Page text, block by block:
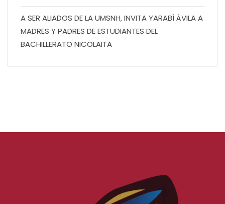
A SER ALIADOS DE LA UMSNH, INVITA YARABÍ ÁVILA A
MADRES Y PADRES DE ESTUDIANTES DEL
BACHILLERATO NICOLAITA